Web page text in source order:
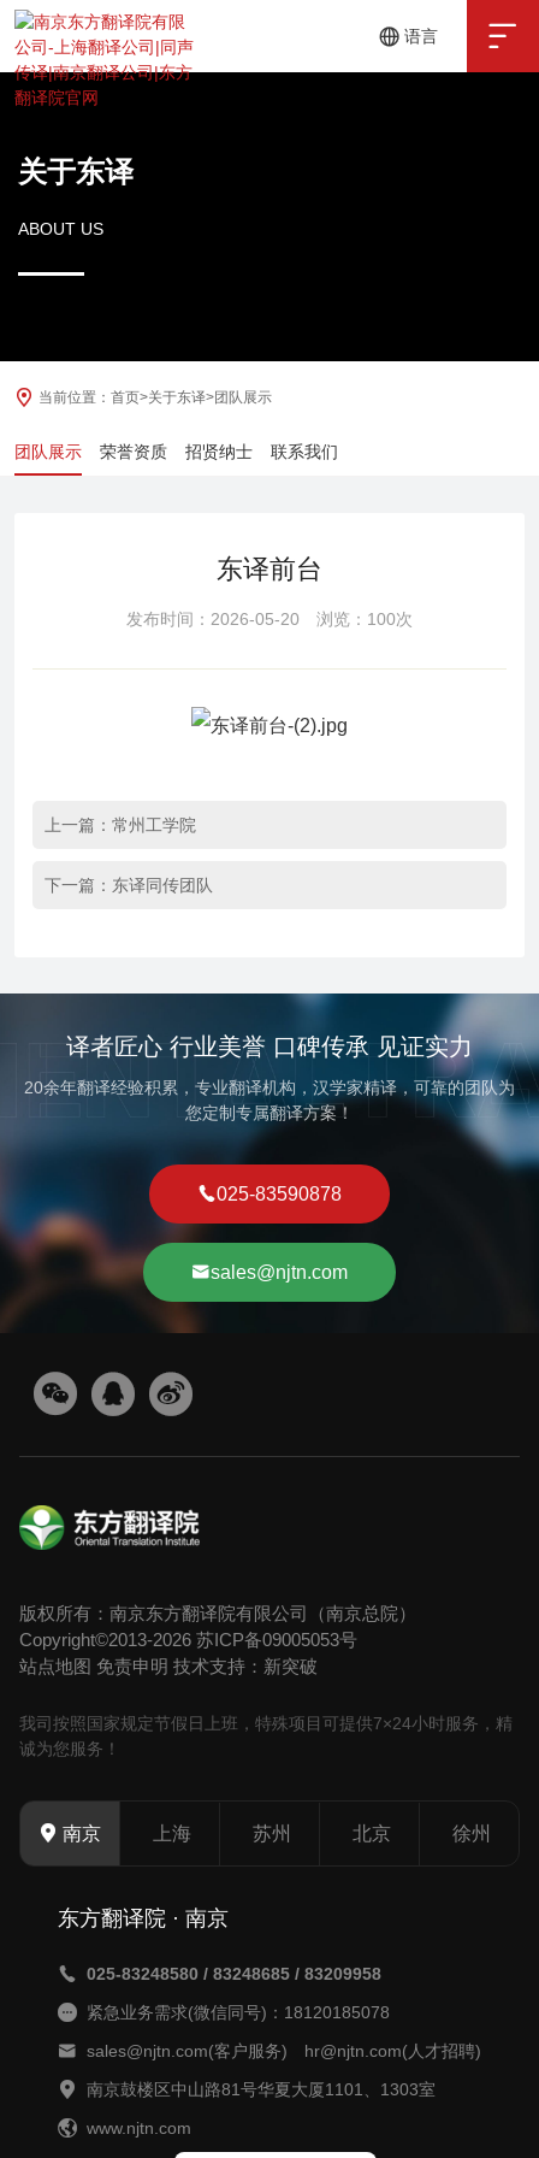
语言 
关于东译
ABOUT US
团队展示 荣誉资质 招贤纳士 联系我们
当前位置： 首页>关于东译>团队展示
东译前台
发布时间：2026-05-20 浏览：100次
上一篇： 常州工学院
下一篇： 东译同传团队
译者匠心 行业美誉 口碑传承 见证实力
20余年翻译经验积累，专业翻译机构，汉学家精译，可靠的团队为
您定制专属翻译方案！
025-83590878
sales@njtn.com
版权所有：南京东方翻译院有限公司（南京总院）
Copyright©2013-2026 苏ICP备09005053号
站点地图 免责申明 技术支持：新突破
我司按照国家规定节假日上班，特殊项目可提供7×24小时服务，精
诚为您服务！
南京 上海 苏州 北京 徐州
东方翻译院 · 南京
025-83248580 / 83248685 / 83209958
紧急业务需求(微信同号)：18120185078
sales@njtn.com(客户服务) hr@njtn.com(人才招聘)
南京鼓楼区中山路81号华夏大厦1101、1303室
www.njtn.com